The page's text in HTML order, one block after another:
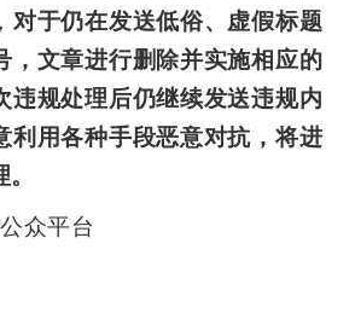
对于仍在发送低俗、虚假标题
，文章进行删除并实施相应的
违规处理后仍继续发送违规内
利用各种手段恶意对抗，将进
众平台